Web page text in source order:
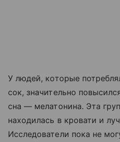
У людей, которые
сок, значительно
сна — мелатонина. Эта
находилась в кровати и
Исследователи пока не